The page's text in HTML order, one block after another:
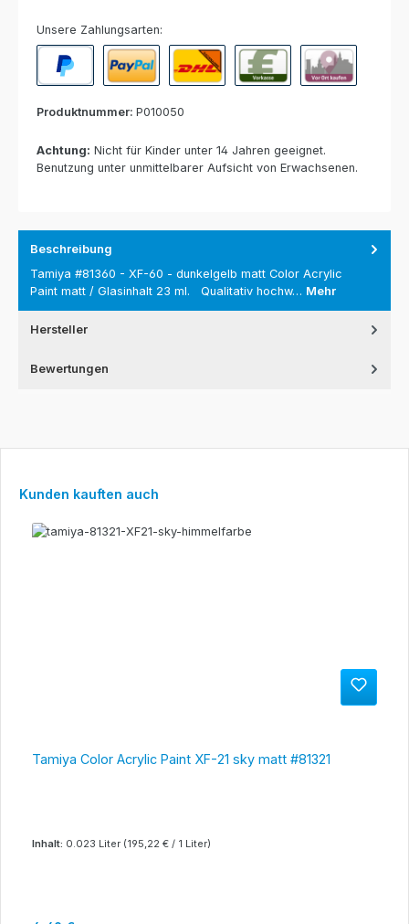
Unsere Zahlungsarten:
Produktnummer: P010050
Achtung: Nicht für Kinder unter 14 Jahren geeignet.
Benutzung unter unmittelbarer Aufsicht von Erwachsenen.
Beschreibung
Tamiya #81360 - XF-60 - dunkelgelb matt Color Acrylic
Paint matt / Glasinhalt 23 ml. Qualitativ hochw… Mehr
Hersteller
Bewertungen
Produktgalerie überspringen
Kunden kauften auch
Tamiya Color Acrylic Paint XF-21 sky matt #81321
Inhalt: 0.023 Liter (195,22 € / 1 Liter)